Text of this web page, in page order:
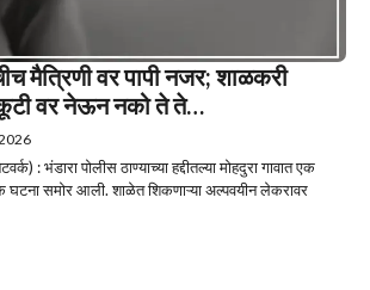
मैत्रिणी वर पापी नजर; शाळकरी
वर नेऊन नको ते ते…
: भंडारा पोलीस ठाण्याच्या हद्दीतल्या मोहदुरा गावात एक
घटना समोर आली. शाळेत शिकणाऱ्या अल्पवयीन लेकरावर